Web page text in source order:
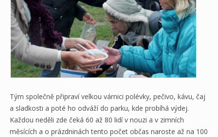
Tým společně připraví velkou várnici polévky, pečivo, kávu, čaj
a sladkosti a poté ho odváží do parku, kde probíhá výdej.
Každou neděli zde čeká 60 až 80 lidí v nouzi a v zimních
měsících a o prázdninách tento počet občas naroste až na 100